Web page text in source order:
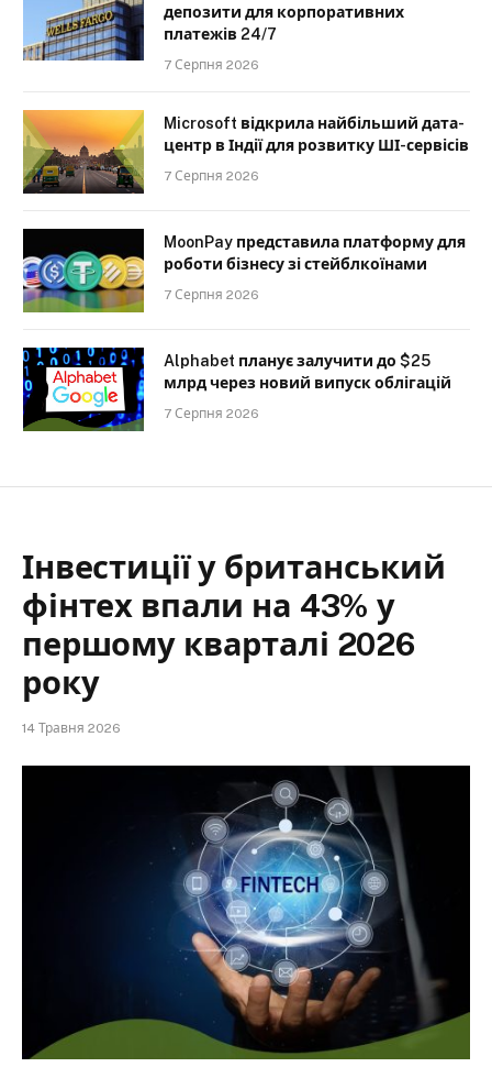
депозити для корпоративних
платежів 24/7
7 Серпня 2026
Microsoft відкрила найбільший дата-
центр в Індії для розвитку ШІ-сервісів
7 Серпня 2026
MoonPay представила платформу для
роботи бізнесу зі стейблкоїнами
7 Серпня 2026
Alphabet планує залучити до $25
млрд через новий випуск облігацій
7 Серпня 2026
Інвестиції у британський
фінтех впали на 43% у
першому кварталі 2026
року
14 Травня 2026